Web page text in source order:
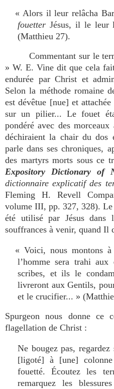
« Alors il leur relâcha
fouetter Jésus, il le leur
(Matthieu 27).
Commentant sur le
» W. E. Vine dit que cela
endurée par Christ et
Selon la méthode romaine
est dévêtue [nue] et
sur un pilier... Le fouet
pondéré avec des
déchiraient la chair du dos
parle dans ses chroniques,
des martyrs morts sous ce
Expository Dictionary of
dictionnaire explicatif des
Fleming H. Revell
volume III, pp. 327, 328).
été utilisé par Jésus dans
souffrances à venir, quand Il
« Voici, nous montons
l’homme sera trahi
scribes, et ils le
livreront aux Gentils,
et le crucifier... »
Spurgeon nous donne ce
flagellation de Christ :
Ne bougez pas, regardez
[ligoté] à [une]
fouetté. Écoutez les
remarquez les